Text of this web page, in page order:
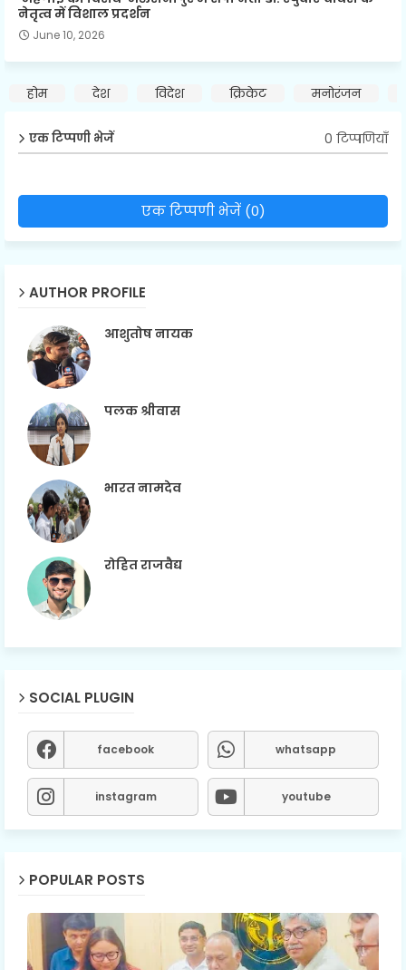
नेतृत्व में विशाल प्रदर्शन
June 10, 2026
होम देश विदेश क्रिकेट मनोरंजन
एक टिप्पणी भेजें 0 टिप्पणियाँ
एक टिप्पणी भेजें (0)
AUTHOR PROFILE
आशुतोष नायक
पलक श्रीवास
भारत नामदेव
रोहित राजवैद्य
SOCIAL PLUGIN
facebook whatsapp
instagram youtube
POPULAR POSTS